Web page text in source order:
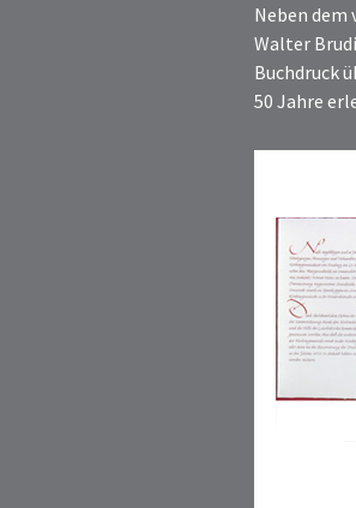
Neben dem
Walter
Buchdruck
50 Jahre